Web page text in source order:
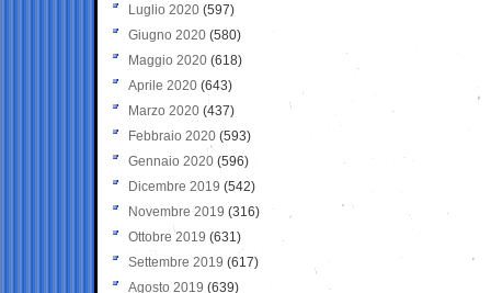
Luglio 2020 (597)
Giugno 2020 (580)
Maggio 2020 (618)
Aprile 2020 (643)
Marzo 2020 (437)
Febbraio 2020 (593)
Gennaio 2020 (596)
Dicembre 2019 (542)
Novembre 2019 (316)
Ottobre 2019 (631)
Settembre 2019 (617)
Agosto 2019 (639)